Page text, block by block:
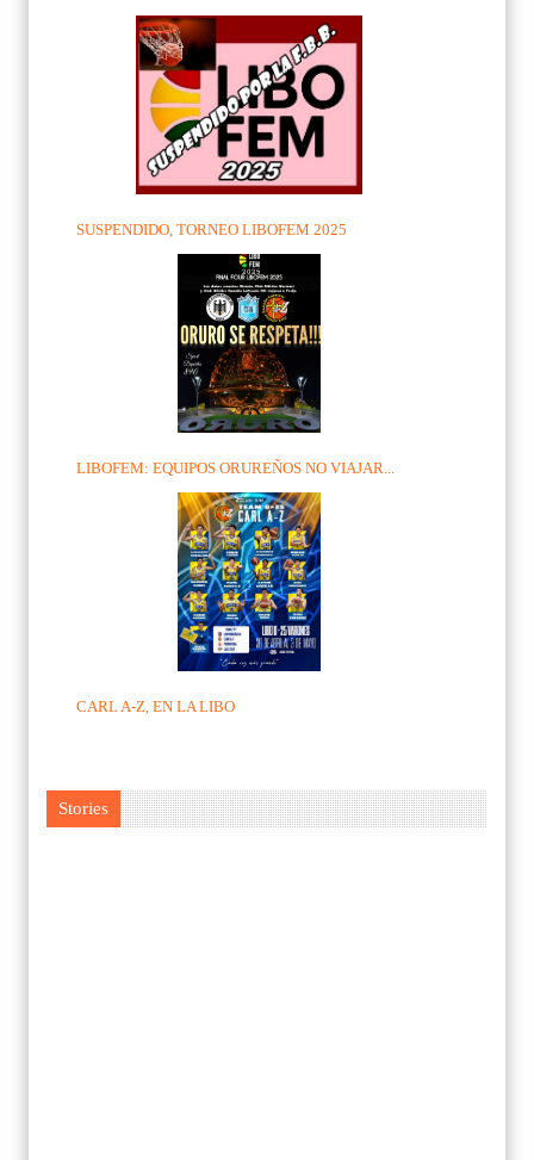
SUSPENDIDO, TORNEO LIBOFEM 2025
LIBOFEM: EQUIPOS ORUREÑOS NO VIAJAR...
CARL A-Z, EN LA LIBO
Stories